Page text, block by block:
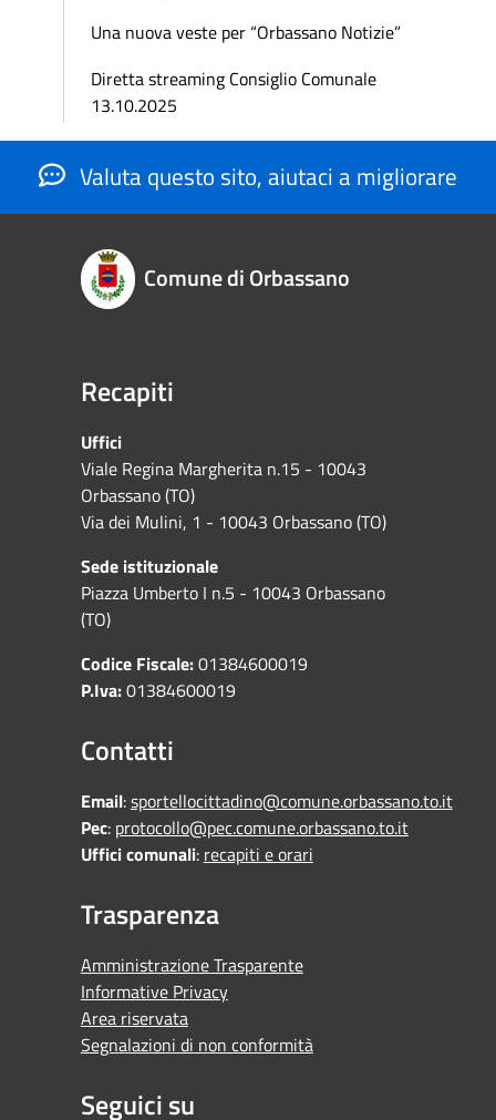
Una nuova veste per “Orbassano Notizie”
Diretta streaming Consiglio Comunale
13.10.2025
Valuta questo sito, aiutaci a migliorare
Comune di Orbassano
Recapiti
Uffici
Viale Regina Margherita n.15 - 10043
Orbassano (TO)
Via dei Mulini, 1 - 10043 Orbassano (TO)
Sede istituzionale
Piazza Umberto I n.5 - 10043 Orbassano
(TO)
Codice Fiscale:01384600019
P.Iva:01384600019
Contatti
Email:sportellocittadino@comune.orbassano.to.it
Pec: protocollo@pec.comune.orbassano.to.it
Uffici comunali: recapiti e orari
Trasparenza
Amministrazione Trasparente
Informative Privacy
Area riservata
Segnalazioni di non conformità
Seguici su